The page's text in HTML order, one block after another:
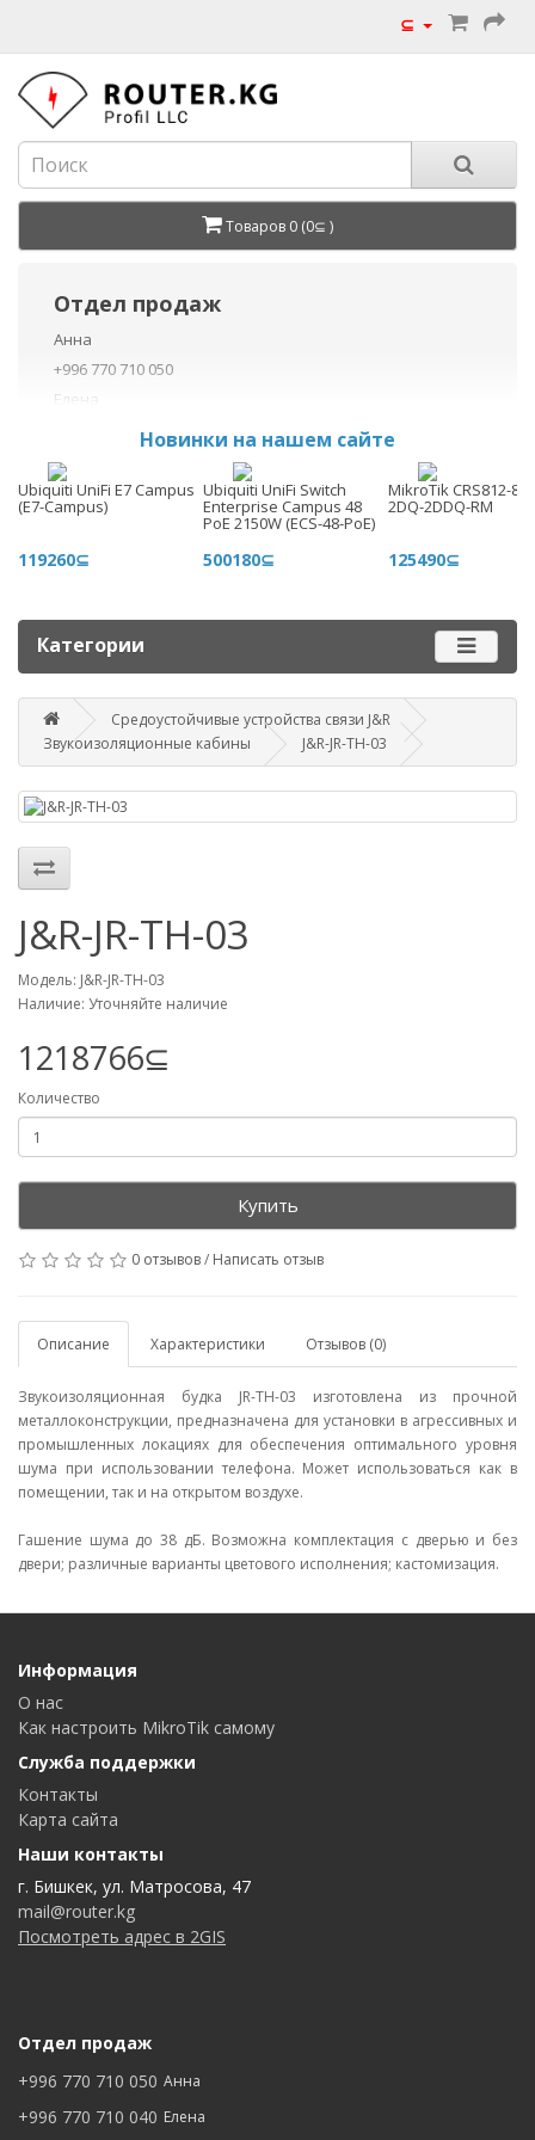
⊆
Товаров 0 (0⊆ )
Наш адрес
г. Бишкек, ул. Матросова, 47
Посмотреть адрес в 2GIS
Отдел продаж
Анна
+996 770 710 050
Елена
+996 770 710 040
+996 755 710 050
Данил
+996 775 710 060
Новинки на нашем сайте
Ubiquiti UniFi E7 Campus
(E7-Campus)
119260⊆
Ubiquiti UniFi Switch
Enterprise Campus 48
PoE 2150W (ECS-48-PoE)
500180⊆
MikroTik CRS812-
2DQ-2DDQ-RM
125490⊆
Категории
Средоустойчивые устройства связи J&R
Звукоизоляционные кабины
J&R-JR-TH-03
J&R-JR-TH-03
Модель: J&R-JR-TH-03
Наличие: Уточняйте наличие
1218766⊆
Количество
Купить
0 отзывов/ Написать отзыв
Описание Характеристики Отзывов (0)
Звукоизоляционная будка JR-TH-03 изготовлена из прочной
металлоконструкции, предназначена для установки в агрессивных и
промышленных локациях для обеспечения оптимального уровня
шума при использовании телефона. Может использоваться как в
помещении, так и на открытом воздухе.
Гашение шума до 38 дБ. Возможна комплектация с дверью и без
двери; различные варианты цветового исполнения; кастомизация.
Информация
О нас
Как настроить MikroTik самому
Служба поддержки
Контакты
Карта сайта
Наши контакты
г. Бишкек, ул. Матросова, 47
mail@router.kg
Посмотреть адрес в 2GIS
Отдел продаж
+996 770 710 050 Анна
+996 770 710 040 Елена